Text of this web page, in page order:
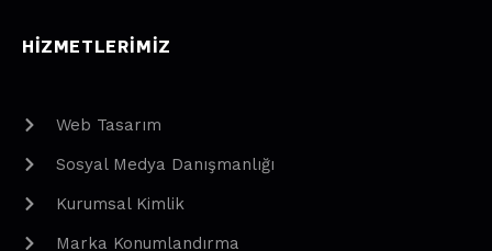
HIZMETLERIMIZ
Web Tasarım
Sosyal Medya Danışmanlığı
Kurumsal Kimlik
Marka Konumlandırma